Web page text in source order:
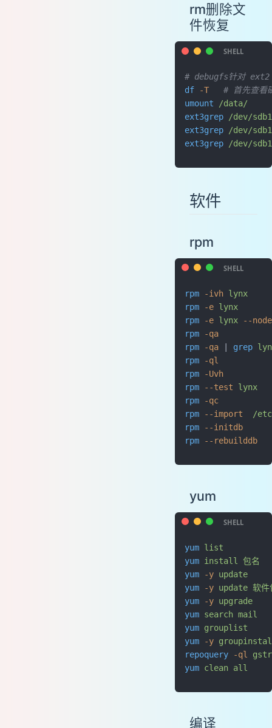
rm删除文
件恢复
# debugfs针对
df -T
# 首先查看
umount /data/
ext3grep /dev/sdb1
ext3grep /dev/sdb1
ext3grep /dev/sdb1
软件
rpm
rpm -ivh lynx
rpm -e lynx
rpm -e lynx --
rpm -qa
rpm -qa grep
rpm -ql
rpm -Uvh
rpm --test lynx
rpm -qc
rpm --import
/
rpm --initdb
rpm --rebuilddb
yum
yum list
yum install 包名
yum -y update
yum -y update 软件
yum -y upgrade
yum search mail
yum grouplist
yum -y
repoquery -ql
yum clean all
编译